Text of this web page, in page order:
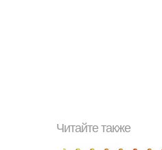
Читайте также